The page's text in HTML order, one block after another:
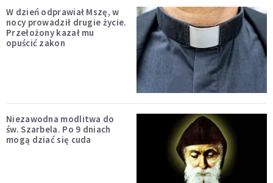
W dzień odprawiał Mszę, w
nocy prowadził drugie życie.
Przełożony kazał mu
opuścić zakon
Niezawodna modlitwa do
św. Szarbela. Po 9 dniach
mogą dziać się cuda